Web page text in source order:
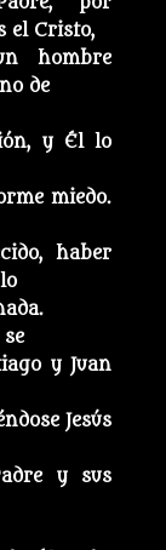
el Cristo,
hombre
de
y Él lo
miedo.
haber
y Juan
Jesús
y sus